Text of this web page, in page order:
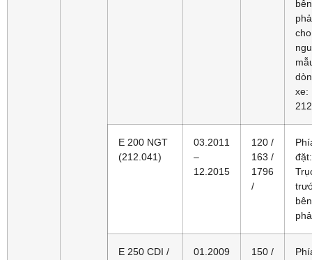
bên
cho
xe:
E 200 NGT
(212.041)
03.2011
–
12.2015
120 /
163 /
1796
/
đặt:
bên
E 250 CDI / 01.2009 150 /